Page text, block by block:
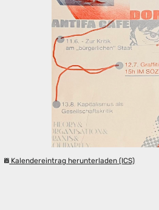
Kalendereintrag herunterladen (ICS)